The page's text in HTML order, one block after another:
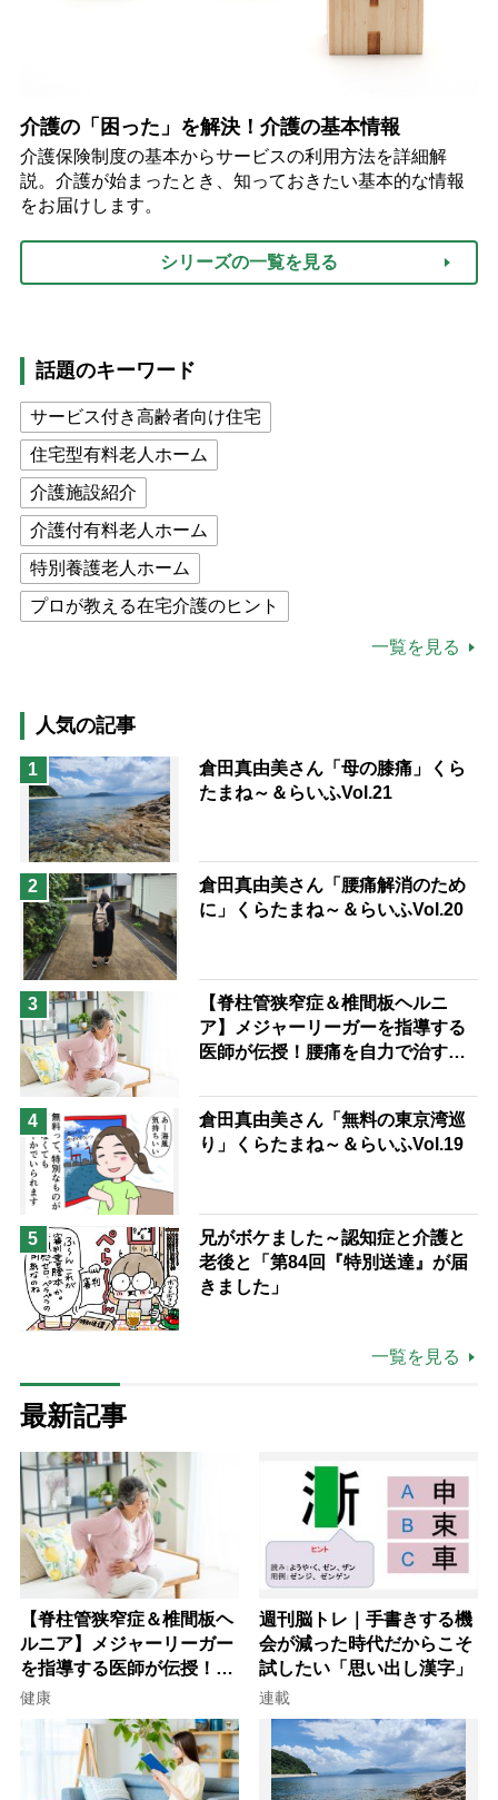
介護の「困った」を解決！介護の基本情報
介護保険制度の基本からサービスの利用方法を詳細解
説。介護が始まったとき、知っておきたい基本的な情報
をお届けします。
シリーズの一覧を見る
話題のキーワード
サービス付き高齢者向け住宅
住宅型有料老人ホーム
介護施設紹介
介護付有料老人ホーム
特別養護老人ホーム
プロが教える在宅介護のヒント
猫が母になつきません
息子の遠距離介護サバイバル術
兄がボケました
便利なサービス
予防法
一覧を見る
人気の記事
1
倉田真由美さん「母の膝痛」くら
たまね～＆らいふVol.21
2
倉田真由美さん「腰痛解消のため
に」くらたまね～＆らいふVol.20
3
【脊柱管狭窄症＆椎間板ヘルニ
ア】メジャーリーガーを指導する
医師が伝授！腰痛を自力で治す運
4
倉田真由美さん「無料の東京湾巡
り」くらたまね～＆らいふVol.19
5
兄がボケました～認知症と介護と
老後と「第84回『特別送達』が届
きました」
一覧を見る
最新記事
【脊柱管狭窄症＆椎間板ヘ
ルニア】メジャーリーガー
を指導する医師が伝授！腰
痛を自力で治す運動療法4
健康
週刊脳トレ｜手書きする機
会が減った時代だからこそ
試したい「思い出し漢字」
連載